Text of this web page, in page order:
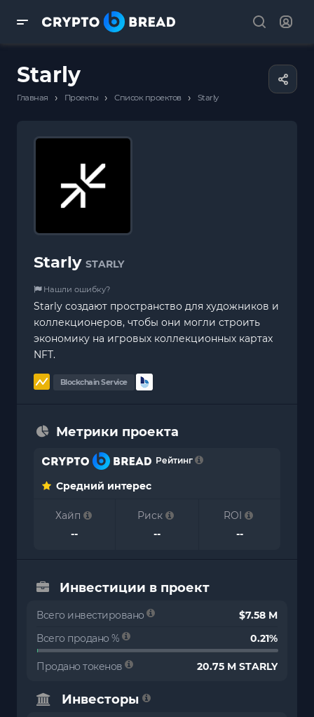
Starly
Главная › Проекты › Список проектов › Starly
Starly STARLY
Нашли ошибку?
Starly создают пространство для художников и
коллекционеров, чтобы они могли строить
экономику на игровых коллекционных картах
NFT.
Blockchain Service
Метрики проекта
Рейтинг
Средний интерес
Хайп
--
Риск
--
ROI
--
Инвестиции в проект
Всего инвестировано
$7.58 M
Всего продано %
0.21%
Продано токенов 20.75 M STARLY
Инвесторы